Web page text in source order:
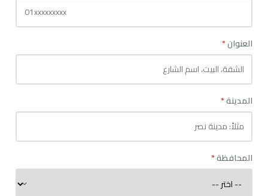
العنوان*
المدينة*
المحافظة*